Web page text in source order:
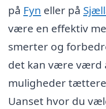
på Fyn eller på
være en effektiv
smerter og
det kan være værd
muligheder
Uanset hvor du